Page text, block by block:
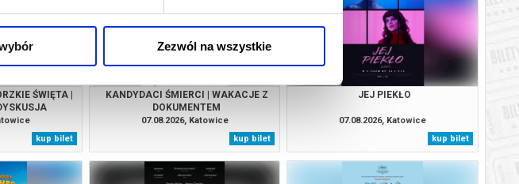
Zezwól na wszystkie
ŚWIĘTA |
kup bilet
KANDYDACI ŚMIERCI | WAKACJE Z
DOKUMENTEM
07.08.2026, Katowice
kup bilet
JEJ PIEKŁO
07.08.2026, Katowice
kup bilet